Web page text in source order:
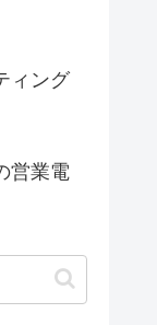
ィング
営業電